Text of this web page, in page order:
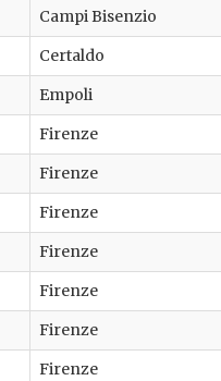
Campi Bisenzio
Certaldo
Empoli
Firenze
Firenze
Firenze
Firenze
Firenze
Firenze
Firenze